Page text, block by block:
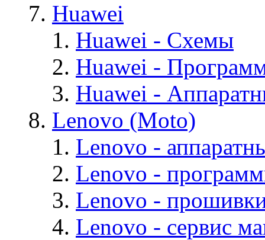
Huawei
Huawei - Cхемы
Huawei -
Huawei -
Lenovo (Moto)
Lenovo -
Lenovo -
Lenovo -
Lenovo - cервис